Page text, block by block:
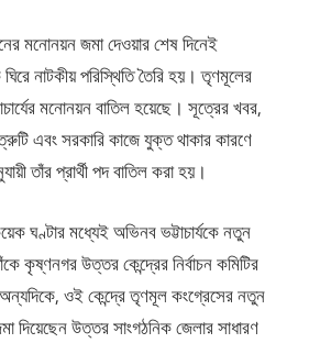
মনোনয়ন জমা দেওয়ার শেষ দিনেই
নাটকীয় পরিস্থিতি তৈরি হয়। তৃণমূলের
মনোনয়ন বাতিল হয়েছে। সূত্রের খবর,
এবং সরকারি কাজে যুক্ত থাকার কারণে
তাঁর প্রার্থী পদ বাতিল করা হয়।
ঘণ্টার মধ্যেই অভিনব ভট্টাচার্যকে নতুন
কৃষ্ণনগর উত্তর কেন্দ্রের নির্বাচন কমিটির
ওই কেন্দ্রে তৃণমূল কংগ্রেসের নতুন
দিয়েছেন উত্তর সাংগঠনিক জেলার সাধারণ